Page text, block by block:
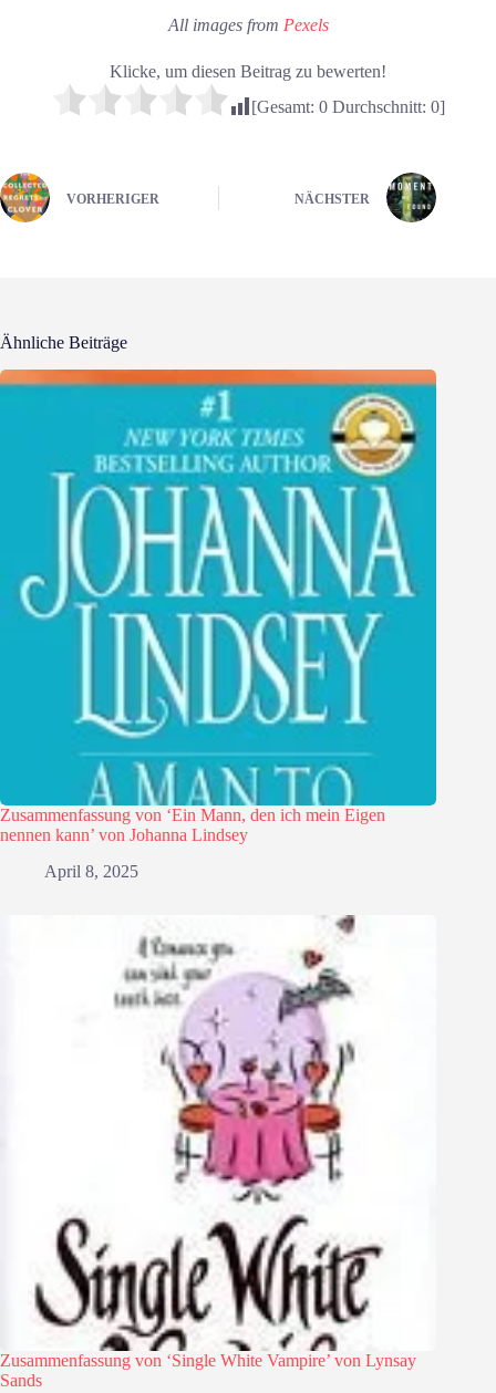
All images from Pexels
Klicke, um diesen Beitrag zu bewerten!
[Gesamt: 0Durchschnitt: 0]
VORHERIGER NÄCHSTER
Ähnliche Beiträge
Zusammenfassung von ‘Ein Mann, den ich mein Eigen
nennen kann’ von Johanna Lindsey
April 8, 2025
Zusammenfassung von ‘Single White Vampire’ von Lynsay
Sands